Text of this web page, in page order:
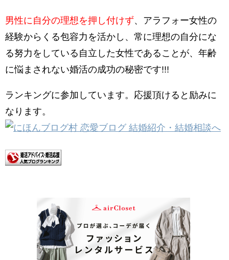
男性に自分の理想を押し付けず、 アラフォー女性の
経験からくる包容力 を活かし、常に理想の自分にな
る努力をしている自立した女性であることが、年齢
に悩まされない婚活の成功の秘密です!!!
ランキングに参加しています。応援頂けると励みに
なります。